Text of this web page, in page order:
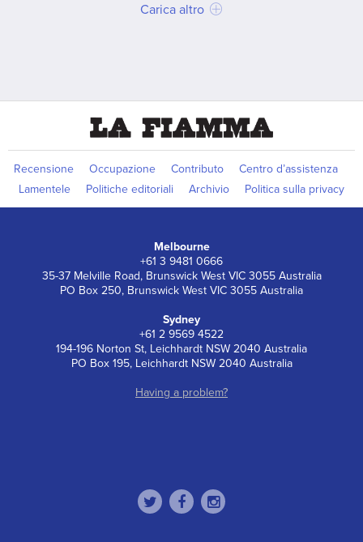
Carica altro
Recensione Occupazione Contributo
Centro d’assistenza
Lamentele
Politiche editoriali Archivio Politica sulla privacy
Melbourne
+61 3 9481 0666
35-37 Melville Road, Brunswick West VIC 3055 Australia
PO Box 250, Brunswick West VIC 3055 Australia
Sydney
+61 2 9569 4522
194-196 Norton St, Leichhardt NSW 2040 Australia
PO Box 195, Leichhardt NSW 2040 Australia
Having a problem?